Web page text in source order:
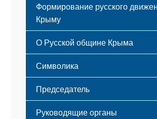
Формирование русского
Крыму
Русский Крым
О Русской общине Крыма
Этапы становления
Принципы деятельности
Структура
Мероприятия
Символика
Флаг
Герб
Гимн
Председатель
Руководящие органы